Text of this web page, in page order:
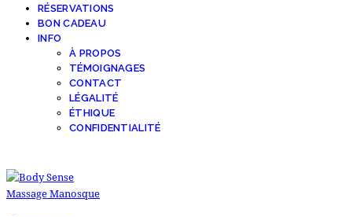
RÉSERVATIONS
BON CADEAU
INFO
À PROPOS
TÉMOIGNAGES
CONTACT
LÉGALITÉ
ÉTHIQUE
CONFIDENTIALITÉ